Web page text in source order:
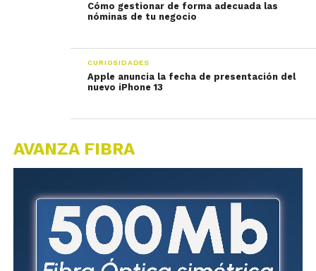
Cómo gestionar de forma adecuada las
nóminas de tu negocio
CURIOSIDADES
Apple anuncia la fecha de presentación del
nuevo iPhone 13
AVANZA FIBRA